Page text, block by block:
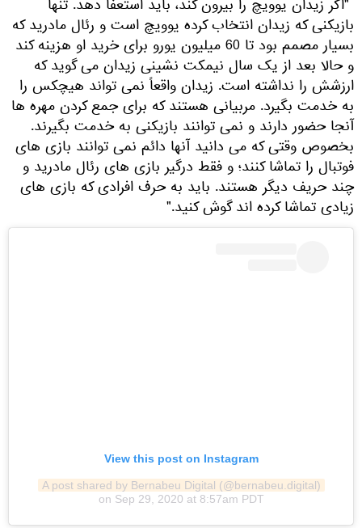
"اگر زیدان یوویچ را بیرون کند، باید استعفا دهد. تنها
بازیکنی که زیدان انتخاب کرده یوویچ است و رئال مادرید که
بسیار مصمم بود تا 60 میلیون یورو برای خرید او هزینه کند
و حالا بعد از یک سال نیمکت نشینی زیدان می گوید که
ارزشش را نداشته است. زیدان واقعاً نمی تواند هیچکس را
به خدمت بگیرد. مربیانی هستند که برای جمع کردن مهره ها
آنجا حضور دارند و نمی توانند بازیکنی به خدمت بگیرند.
بخصوص وقتی که می دانید آنها دائم نمی توانند بازی های
فوتبال را تماشا کنند؛ و فقط درگیر بازی های رئال مادرید و
چند حریف دیگر هستند. باید به حرف افرادی که بازی های
زیادی تماشا کرده اند گوش کنید."
View this post on Instagram
A post shared by Bernabeu Digital (@bernabeu.digital)
on Sep 29, 2020 at 8:57am PDT